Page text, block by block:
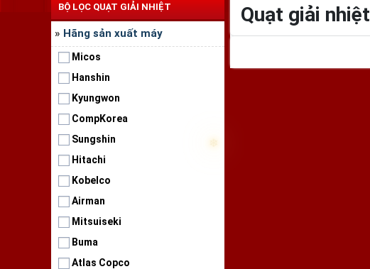
BỘ LỌC QUẠT GIẢI NHIỆT
» Hãng sản xuất máy
Micos
Hanshin
Kyungwon
CompKorea
Sungshin
Hitachi
Kobelco
Airman
Mitsuiseki
Buma
Atlas Copco
Quạt giải nhiệt